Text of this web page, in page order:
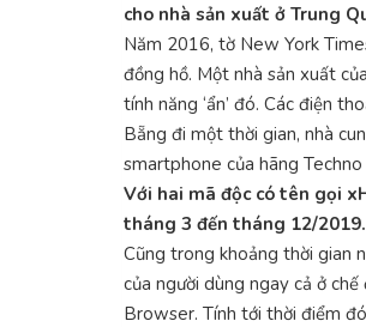
cho nhà sản xuất ở Trung
Năm 2016, tờ New York
đồng hồ. Một nhà sản xuất
tính năng ‘ẩn’ đó. Các điện
Bẵng đi một thời gian, nhà
smartphone của hãng
Với hai mã độc có tên gọi
tháng 3 đến tháng 12/
Cũng trong khoảng thời gian
của người dùng ngay cả ở
Browser. Tính tới thời điểm